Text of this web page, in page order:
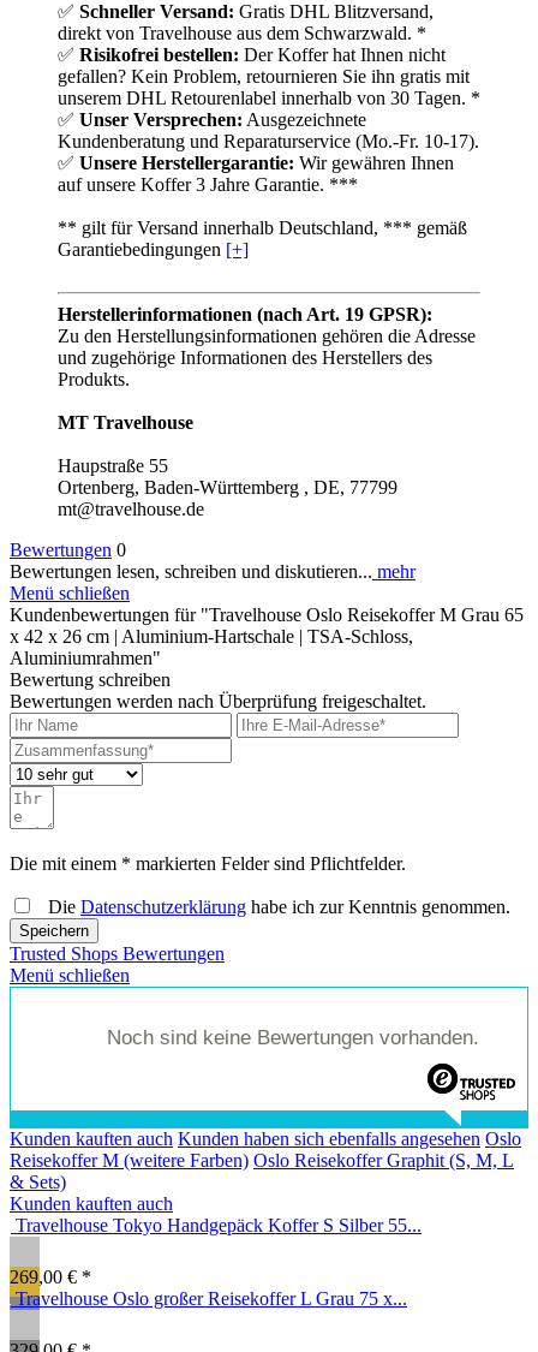
✅ Schneller Versand: Gratis DHL Blitzversand,
direkt von Travelhouse aus dem Schwarzwald. *
✅ Risikofrei bestellen: Der Koffer hat Ihnen nicht
gefallen? Kein Problem, retournieren Sie ihn gratis mit
unserem DHL Retourenlabel innerhalb von 30 Tagen. *
✅ Unser Versprechen: Ausgezeichnete
Kundenberatung und Reparaturservice (Mo.-Fr. 10-17).
✅ Unsere Herstellergarantie: Wir gewähren Ihnen
auf unsere Koffer 3 Jahre Garantie. ***
** gilt für Versand innerhalb Deutschland, *** gemäß
Garantiebedingungen [+]
Herstellerinformationen (nach Art. 19 GPSR):
Zu den Herstellungsinformationen gehören die Adresse
und zugehörige Informationen des Herstellers des
Produkts.
MT Travelhouse
Haupstraße 55
Ortenberg, Baden-Württemberg , DE, 77799
mt@travelhouse.de
Bewertungen 0
Bewertungen lesen, schreiben und diskutieren... mehr
Menü schließen
Kundenbewertungen für "Travelhouse Oslo Reisekoffer M Grau 65
x 42 x 26 cm | Aluminium-Hartschale | TSA-Schloss,
Aluminiumrahmen"
Bewertung schreiben
Bewertungen werden nach Überprüfung freigeschaltet.
Die mit einem * markierten Felder sind Pflichtfelder.
Die Datenschutzerklärung habe ich zur Kenntnis genommen.
Speichern
Trusted Shops Bewertungen
Menü schließen
Noch sind keine Bewertungen vorhanden.
Kunden kauften auch Kunden haben sich ebenfalls angesehen Oslo
Reisekoffer M (weitere Farben) Oslo Reisekoffer Graphit (S, M, L
& Sets)
Kunden kauften auch
Travelhouse Tokyo Handgepäck Koffer S Silber 55...
269,00 € *
Travelhouse Oslo großer Reisekoffer L Grau 75 x...